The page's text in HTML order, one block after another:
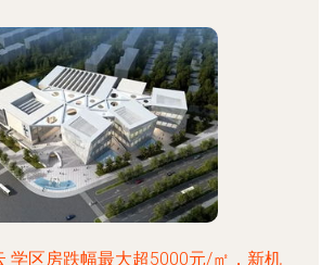
学区房跌幅最大超5000元/㎡，新机